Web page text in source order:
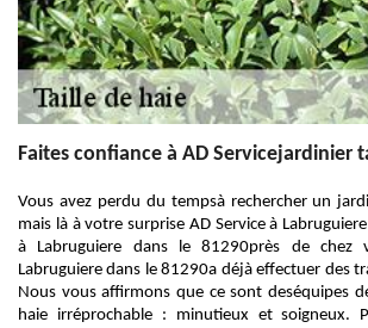
Faites confiance à AD Servicejardinier
Vous avez perdu du tempsà rechercher un
mais là à votre surprise AD Service à
à Labruguiere dans le 81290près de chez
Labruguiere dans le 81290a déjà effectuer des
Nous vous affirmons que ce sont deséquipes
haie irréprochable : minutieux et soigneux.